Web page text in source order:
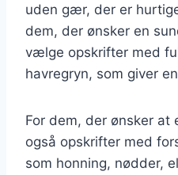
uden gær, der er
dem, der ønsker en
vælge opskrifter med
havregryn, som giver
For dem, der ønsker at
også opskrifter med
som honning, nødder,